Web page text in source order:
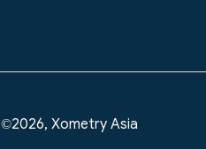
©2026, Xometry Asia